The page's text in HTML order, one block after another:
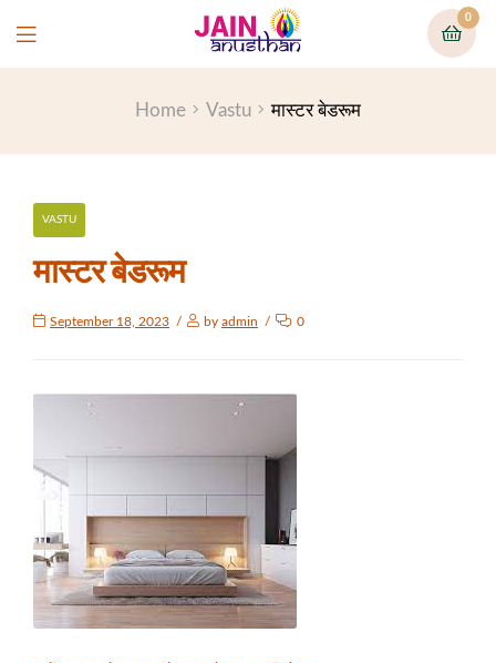
0
Home Vastu मास्टर बेडरूम
VASTU
मास्टर बेडरूम
September 18, 2023 by admin 0